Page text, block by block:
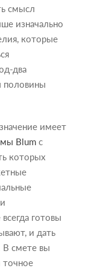
смысл
изначально
которые
два
половины
имеет
Blum с
которых
готовы
и дать
В смете вы
точное